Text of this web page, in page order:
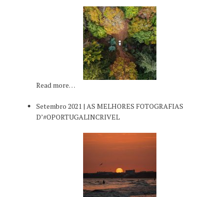
Read more…
Setembro 2021 | AS MELHORES FOTOGRAFIAS
D’#OPORTUGALINCRIVEL